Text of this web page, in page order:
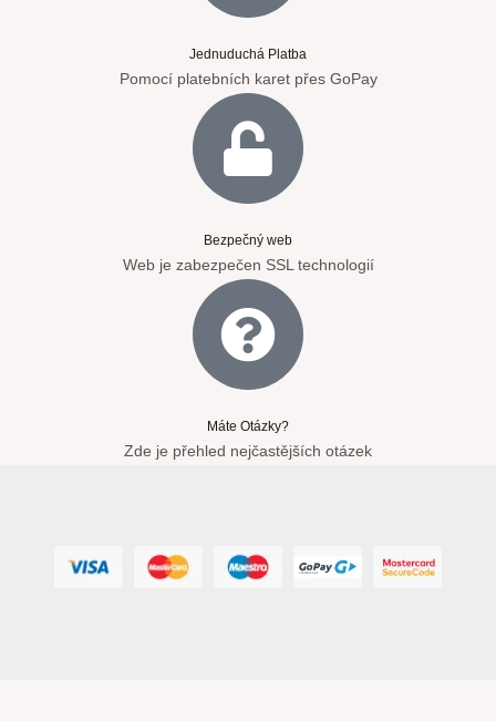
Jednuduchá Platba
Pomocí platebních karet přes GoPay
Bezpečný web
Web je zabezpečen SSL technologií
Máte Otázky?
Zde je přehled nejčastějších otázek